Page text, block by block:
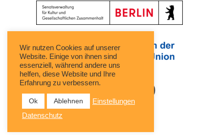
Wir nutzen Cookies auf unserer
Website. Einige von ihnen sind
essenziell, während andere uns
helfen, diese Website und Ihre
Erfahrung zu verbessern.
Ok Ablehnen
Einstellungen
Datenschutz